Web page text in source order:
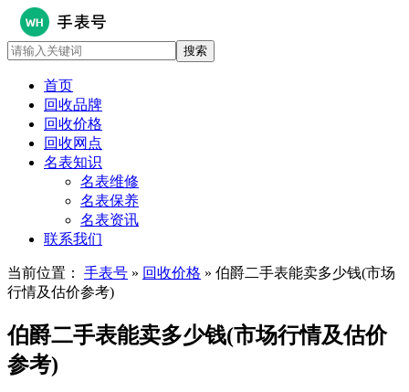
首页
回收品牌
回收价格
回收网点
名表知识
名表维修
名表保养
名表资讯
联系我们
当前位置： 手表号 » 回收价格 » 伯爵二手表能卖多少钱(市场
行情及估价参考)
伯爵二手表能卖多少钱(市场行情及估价
参考)